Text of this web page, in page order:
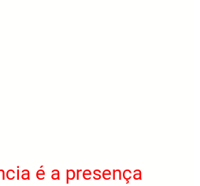
é a presença